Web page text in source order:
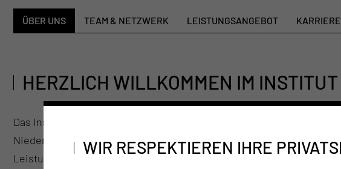
ÜBER UNS TEAM & NETZWERK LEISTUNGSANGEBOT KARRIERE
HERZLICH WILLKOMMEN IM
Das Institut für Pathologie erbringt für die Kliniken des Carl-Thiem-
Niederlausitzer Umlandes und niedergelassene Ärztinnen und Ärzte
Leistungen. Dazu gehören vor allem histologische Untersuchungen
WIR RESPEKTIEREN IHRE